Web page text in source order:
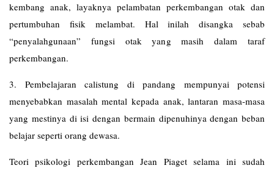
kembang anak, layaknya pelambatan perkembangan otak dan
pertumbuhan fisik melambat. Hal inilah disangka sebab
“penyalahgunaan” fungsi otak yang masih dalam taraf
perkembangan.
3. Pembelajaran calistung di pandang mempunyai potensi
menyebabkan masalah mental kepada anak, lantaran masa-masa
yang mestinya di isi dengan bermain dipenuhinya dengan beban
belajar seperti orang dewasa.
Teori psikologi perkembangan Jean Piaget selama ini sudah